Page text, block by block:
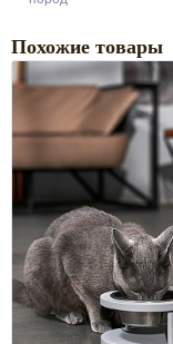
Похожие товары